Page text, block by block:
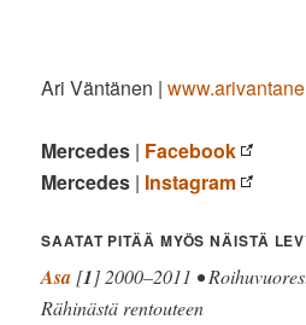
Ari Väntänen |
Mercedes | Facebook
Mercedes | Instagram
SAATAT PITÄÄ MYÖS NÄISTÄ
Asa [1] 2000–2011 •
Rähinästä rentouteen